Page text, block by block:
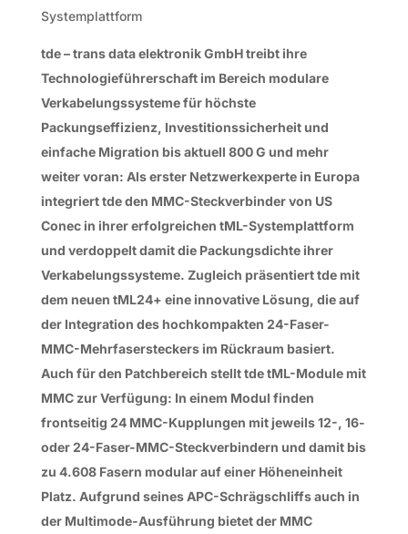
Systemplattform
tde – trans data elektronik GmbH treibt ihre
Technologieführerschaft im Bereich modulare
Verkabelungssysteme für höchste
Packungseffizienz, Investitionssicherheit und
einfache Migration bis aktuell 800 G und mehr
weiter voran: Als erster Netzwerkexperte in Europa
integriert tde den MMC-Steckverbinder von US
Conec in ihrer erfolgreichen tML-Systemplattform
und verdoppelt damit die Packungsdichte ihrer
Verkabelungssysteme. Zugleich präsentiert tde mit
dem neuen tML24+ eine innovative Lösung, die auf
der Integration des hochkompakten 24-Faser-
MMC-Mehrfasersteckers im Rückraum basiert.
Auch für den Patchbereich stellt tde tML-Module mit
MMC zur Verfügung: In einem Modul finden
frontseitig 24 MMC-Kupplungen mit jeweils 12-, 16-
oder 24-Faser-MMC-Steckverbindern und damit bis
zu 4.608 Fasern modular auf einer Höheneinheit
Platz. Aufgrund seines APC-Schrägschliffs auch in
der Multimode-Ausführung bietet der MMC